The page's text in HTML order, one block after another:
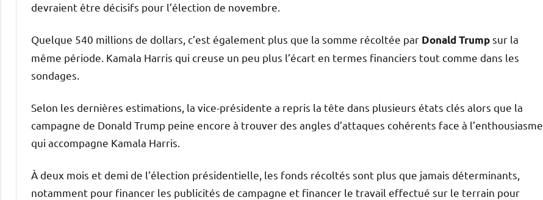
devraient être décisifs pour l’élection de novembre.
Quelque 540 millions de dollars, c’est également plus que la somme récoltée par Donald Trumpsur la
même période. Kamala Harris qui creuse un peu plus l’écart en termes financiers tout comme dans les
sondages.
Selon les dernières estimations, la vice-présidente a repris la tête dans plusieurs états clés alors que la
campagne de Donald Trump peine encore à trouver des angles d’attaques cohérents face à l’enthousiasme
qui accompagne Kamala Harris.
À deux mois et demi de l’élection présidentielle, les fonds récoltés sont plus que jamais déterminants,
notamment pour financer les publicités de campagne et financer le travail effectué sur le terrain pour